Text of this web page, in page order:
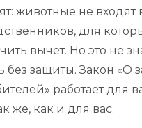
животные не входят
для
вычет. Но это не
без защиты. Закон «О
работает для
же, как и для вас.